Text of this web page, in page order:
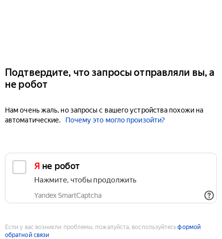
Подтвердите, что запросы отправляли вы, а
не робот
Нам очень жаль, но запросы с вашего устройства похожи на
автоматические.
Почему это могло произойти?
Я не робот
Нажмите, чтобы продолжить
Yandex SmartCaptcha
Если у вас возникли проблемы, пожалуйста, воспользуйтесьформой
обратной связи